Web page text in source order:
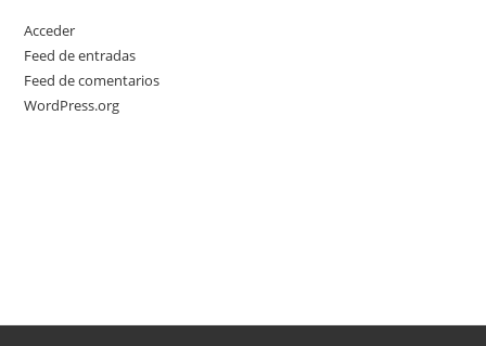
Acceder
Feed de entradas
Feed de comentarios
WordPress.org